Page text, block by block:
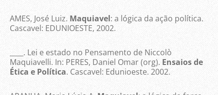
AMES, José Luiz. Maquiavel: a lógica da ação política.
Cascavel: EDUNIOESTE, 2002.
____. Lei e estado no Pensamento de Niccolò
Maquiavelli. In: PERES, Daniel Omar (org). Ensaios de
Ética e Política. Cascavel: Edunioeste. 2002.